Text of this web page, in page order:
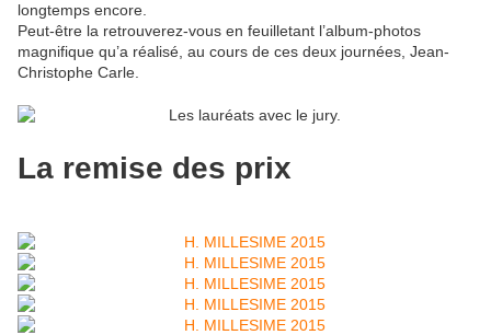
longtemps encore.
Peut-être la retrouverez-vous en feuilletant l’album-photos
magnifique qu’a réalisé, au cours de ces deux journées, Jean-
Christophe Carle.
La remise des prix